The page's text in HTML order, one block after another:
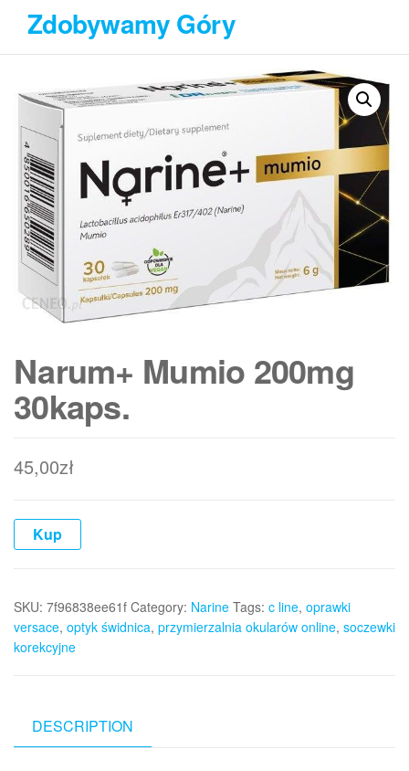
Przejdź
treści
Zdobywamy Góry
Narum+ Mumio 200mg
30kaps.
45,00zł
Kup
SKU: 7f96838ee61f Category: Narine Tags: c line, oprawki
versace, optyk świdnica, przymierzalnia okularów online, soczewki
korekcyjne
DESCRIPTION